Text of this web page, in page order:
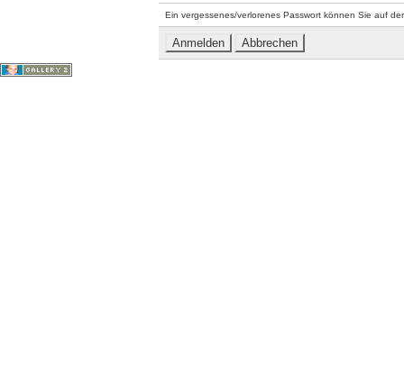
Ein vergessenes/verlorenes Passwort können Sie auf